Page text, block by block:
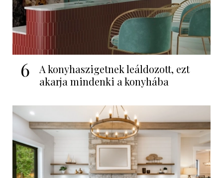
6
A konyhaszigetnek leáldozott, ezt
akarja mindenki a konyhába